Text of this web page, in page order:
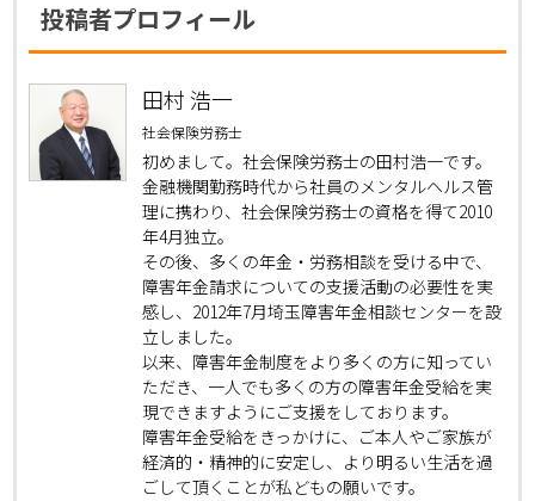
投稿者プロフィール
田村 浩一
社会保険労務士
初めまして。社会保険労務士の田村浩一です。
金融機関勤務時代から社員のメンタルヘルス管
理に携わり、社会保険労務士の資格を得て2010
年4月独立。
その後、多くの年金・労務相談を受ける中で、
障害年金請求についての支援活動の必要性を実
感し、2012年7月埼玉障害年金相談センターを設
立しました。
以来、障害年金制度をより多くの方に知ってい
ただき、一人でも多くの方の障害年金受給を実
現できますようにご支援をしております。
障害年金受給をきっかけに、ご本人やご家族が
経済的・精神的に安定し、より明るい生活を過
ごして頂くことが私どもの願いです。